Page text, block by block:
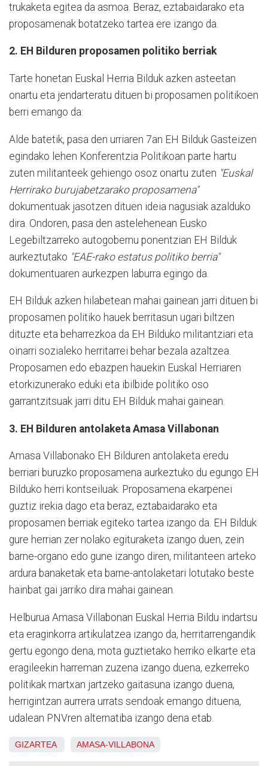
trukaketa egitea da asmoa. Beraz, eztabaidarako eta
proposamenak botatzeko tartea ere izango da.
2. EH Bilduren proposamen politiko berriak
Tarte honetan Euskal Herria Bilduk azken asteetan
onartu eta jendarteratu dituen bi proposamen politikoen
berri emango da:
Alde batetik, pasa den urriaren 7an EH Bilduk Gasteizen
egindako lehen Konferentzia Politikoan parte hartu
zuten militanteek gehiengo osoz onartu zuten "Euskal
Herrirako burujabetzarako proposamena"
dokumentuak jasotzen dituen ideia nagusiak azalduko
dira. Ondoren, pasa den astelehenean Eusko
Legebiltzarreko autogobernu ponentzian EH Bilduk
aurkeztutako "EAE-rako estatus politiko berria"
dokumentuaren aurkezpen laburra egingo da.
EH Bilduk azken hilabetean mahai gainean jarri dituen bi
proposamen politiko hauek berritasun ugari biltzen
dituzte eta beharrezkoa da EH Bilduko militantziari eta
oinarri sozialeko herritarrei behar bezala azaltzea.
Proposamen edo ebazpen hauekin Euskal Herriaren
etorkizunerako eduki eta ibilbide politiko oso
garrantzitsuak jarri ditu EH Bilduk mahai gainean.
3. EH Bilduren antolaketa Amasa Villabonan
Amasa Villabonako EH Bilduren antolaketa eredu
berriari buruzko proposamena aurkeztuko du egungo EH
Bilduko herri kontseiluak. Proposamena ekarpenei
guztiz irekia dago eta beraz, eztabaidarako eta
proposamen berriak egiteko tartea izango da. EH Bilduk
gure herrian zer nolako egituraketa izango duen, zein
barne-organo edo gune izango diren, militanteen arteko
ardura banaketak eta barne-antolaketari lotutako beste
hainbat gai jarriko dira mahai gainean.
Helburua Amasa Villabonan Euskal Herria Bildu indartsu
eta eraginkorra artikulatzea izango da, herritarrengandik
gertu egongo dena, mota guztietako herriko elkarte eta
eragileekin harreman zuzena izango duena, ezkerreko
politikak martxan jartzeko gaitasuna izango duena,
herrigintzan aurrera urrats sendoak emango dituena,
udalean PNVren alternatiba izango dena etab.
GIZARTEA AMASA-VILLABONA